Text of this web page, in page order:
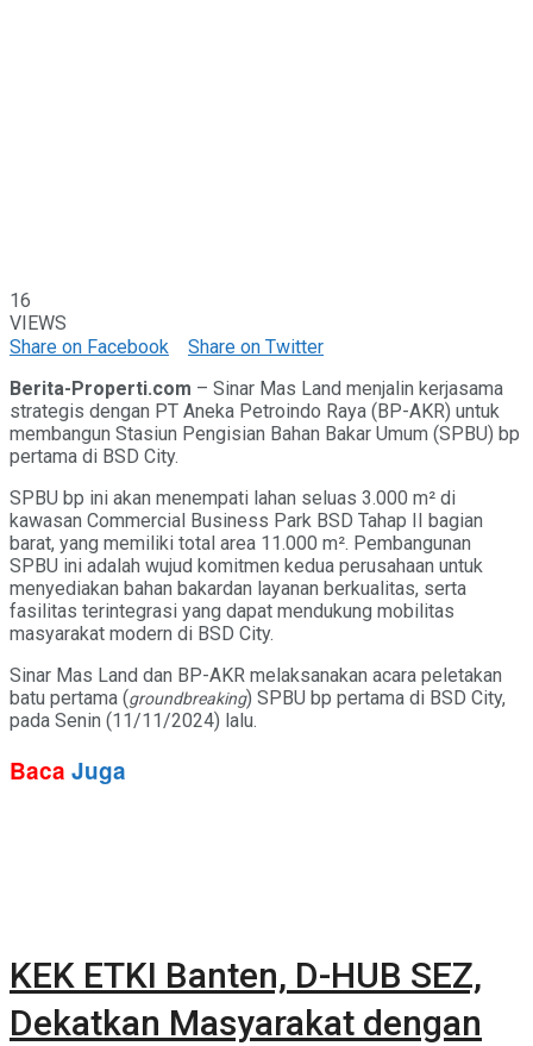
16
VIEWS
Share on Facebook
Share on Twitter
Berita-Properti.com – Sinar Mas Land menjalin kerjasama
strategis dengan PT Aneka Petroindo Raya (BP-AKR) untuk
membangun Stasiun Pengisian Bahan Bakar Umum (SPBU) bp
pertama di BSD City.
SPBU bp ini akan menempati lahan seluas 3.000 m² di
kawasan Commercial Business Park BSD Tahap II bagian
barat, yang memiliki total area 11.000 m². Pembangunan
SPBU ini adalah wujud komitmen kedua perusahaan untuk
menyediakan bahan bakardan layanan berkualitas, serta
fasilitas terintegrasi yang dapat mendukung mobilitas
masyarakat modern di BSD City.
Sinar Mas Land dan BP-AKR melaksanakan acara peletakan
batu pertama (groundbreaking) SPBU bp pertama di BSD City,
pada Senin (11/11/2024) lalu.
Baca Juga
KEK ETKI Banten, D-HUB SEZ,
Dekatkan Masyarakat dengan